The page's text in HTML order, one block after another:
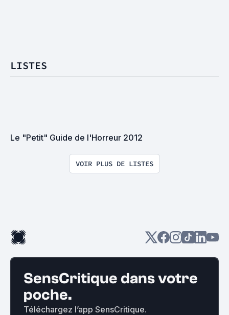
LISTES
Le "Petit" Guide de l'Horreur 2012
VOIR PLUS DE LISTES
SensCritique dans votre
poche.
Téléchargez l’app SensCritique.